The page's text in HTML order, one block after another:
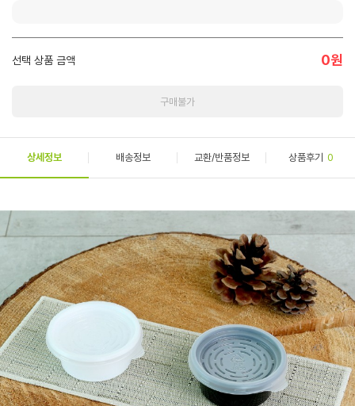
선택 상품 금액 0원
구매불가
상세정보 배송정보 교환/반품정보 상품후기 0